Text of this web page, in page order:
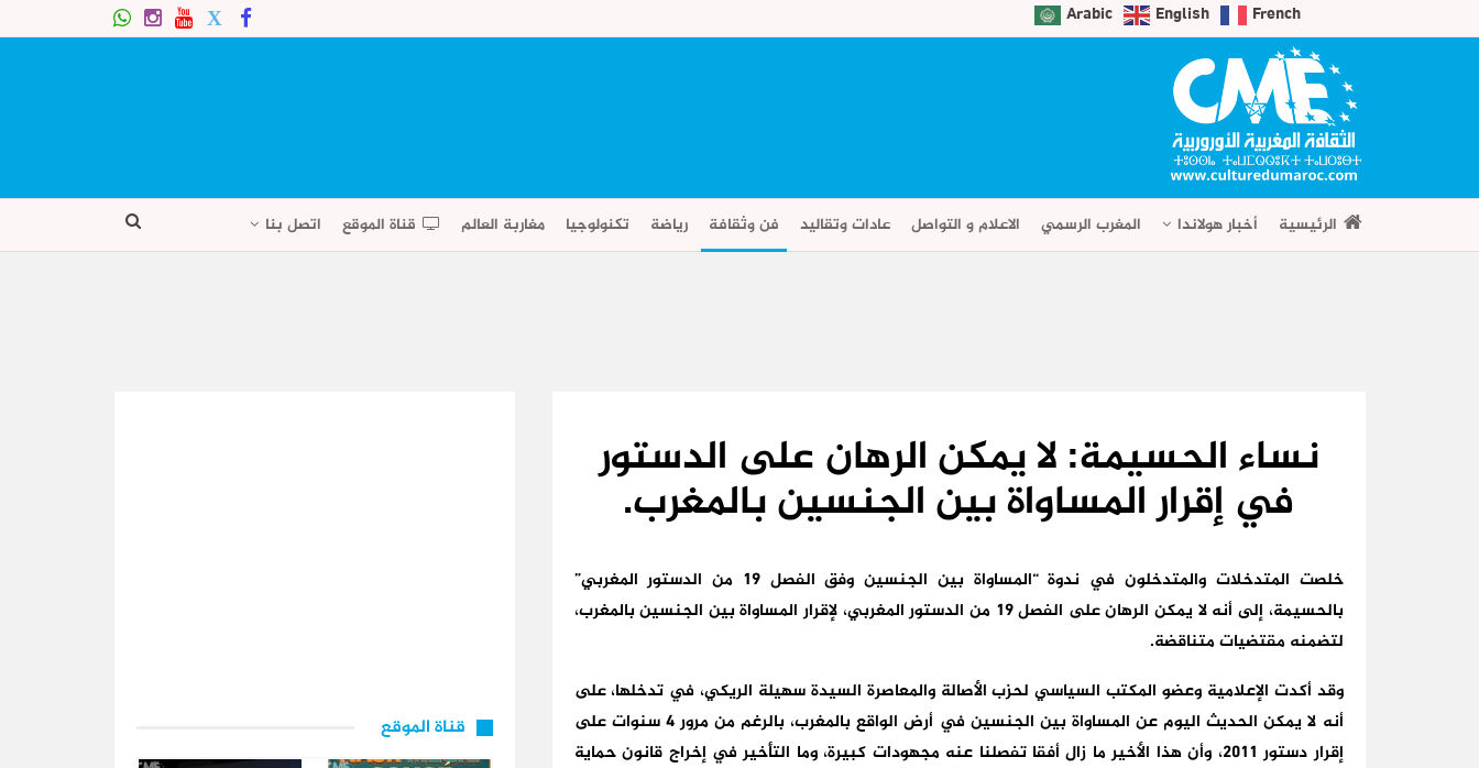
Arabic English French
الرئيسية أخبار هولاندا المغرب الرسمي الاعلام و التواصل عادات وتقاليد فن وثقافة رياضة تكنولوجيا مغاربة العالم قناة الموقع اتصل بنا
نساء الحسيمة: لا يمكن الرهان على الدستور
في إقرار المساواة بين الجنسين بالمغرب.
خلصت المتدخلات والمتدخلون في ندوة “المساواة بين الجنسين وفق الفصل 19 من الدستور المغربي”
بالحسيمة، إلى أنه لا يمكن الرهان على الفصل 19 من الدستور المغربي، لإقرار المساواة بين الجنسين بالمغرب،
لتضمنه مقتضيات متناقضة.
وقد أكدت الإعلامية وعضو المكتب السياسي لحزب الأصالة والمعاصرة السيدة سهيلة الريكي، في تدخلها، على
أنه لا يمكن الحديث اليوم عن المساواة بين الجنسين في أرض الواقع بالمغرب، بالرغم من مرور 4 سنوات على
إقرار دستور 2011، وأن هذا الأخير ما زال أفقا تفصلنا عنه مجهودات كبيرة، وما التأخير في إخراج قانون حماية
قناة الموقع